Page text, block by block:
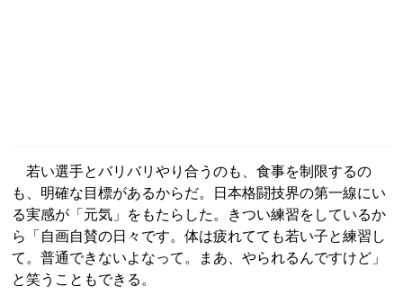
若い選手とバリバリやり合うのも、食事を制限するの
も、明確な目標があるからだ。日本格闘技界の第一線にい
る実感が「元気」をもたらした。きつい練習をしているか
ら「自画自賛の日々です。体は疲れてても若い子と練習し
て。普通できないよなって。まあ、やられるんですけど」
と笑うこともできる。